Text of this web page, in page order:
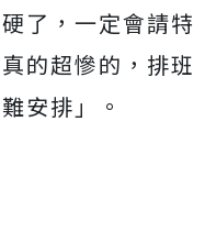
了，一定會請特
的超慘的，排班
安排」。